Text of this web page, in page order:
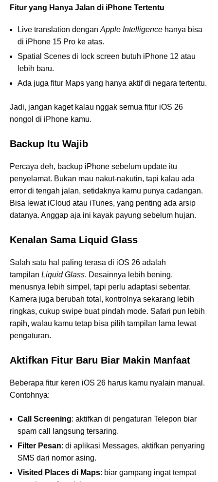
Fitur yang Hanya Jalan di iPhone Tertentu
Live translation denganApple Intelligence hanya bisa
di iPhone 15 Pro ke atas.
Spatial Scenes di lock screen butuh iPhone 12 atau
lebih baru.
Ada juga fitur Maps yang hanya aktif di negara tertentu.
Jadi, jangan kaget kalau nggak semua fitur iOS 26
nongol di iPhone kamu.
Backup Itu Wajib
Percaya deh, backup iPhone sebelum update itu
penyelamat. Bukan mau nakut-nakutin, tapi kalau ada
error di tengah jalan, setidaknya kamu punya cadangan.
Bisa lewat iCloud atau iTunes, yang penting ada arsip
datanya. Anggap aja ini kayak payung sebelum hujan.
Kenalan Sama Liquid Glass
Salah satu hal paling terasa di iOS 26 adalah
tampilan Liquid Glass. Desainnya lebih bening,
menusnya lebih simpel, tapi perlu adaptasi sebentar.
Kamera juga berubah total, kontrolnya sekarang lebih
ringkas, cukup swipe buat pindah mode. Safari pun lebih
rapih, walau kamu tetap bisa pilih tampilan lama lewat
pengaturan.
Aktifkan Fitur Baru Biar Makin Manfaat
Beberapa fitur keren iOS 26 harus kamu nyalain manual.
Contohnya:
Call Screening: aktifkan di pengaturan Telepon biar
spam call langsung tersaring.
Filter Pesan: di aplikasi Messages, aktifkan penyaring
SMS dari nomor asing.
Visited Places di Maps: biar gampang ingat tempat